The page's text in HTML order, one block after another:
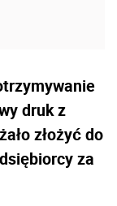
druk z
złożyć do
za